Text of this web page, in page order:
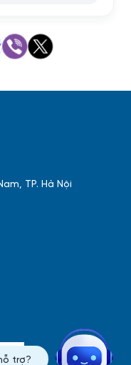
dịch
trợ?
TP. Hà Nội